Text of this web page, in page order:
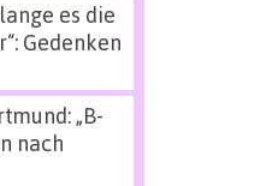
es die
Gedenken
„B-
nach